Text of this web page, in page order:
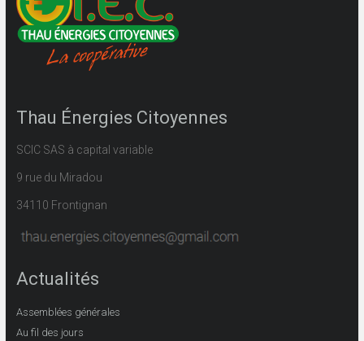
Thau Énergies Citoyennes
SCIC SAS à capital variable
9 rue du Miradou
34110 Frontignan
Actualités
Assemblées générales
Au fil des jours